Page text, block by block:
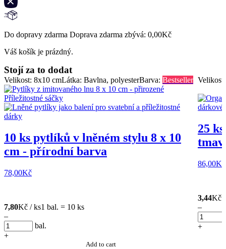
Do dopravy zdarma Doprava zdarma zbývá: 0,00Kč
Váš košík je prázdný.
Stojí za to dodat
Velikost: 8x10 cmLátka: Bavlna, polyesterBarva: Bestseller
10 ks pytlíků v lněném stylu 8 x 10
cm - přírodní barva
78,00Kč
7,80Kč / ks1 bal. = 10 ks
–
bal.
+
Add to cart
25
86,00Kč
3,44Kč
–
+